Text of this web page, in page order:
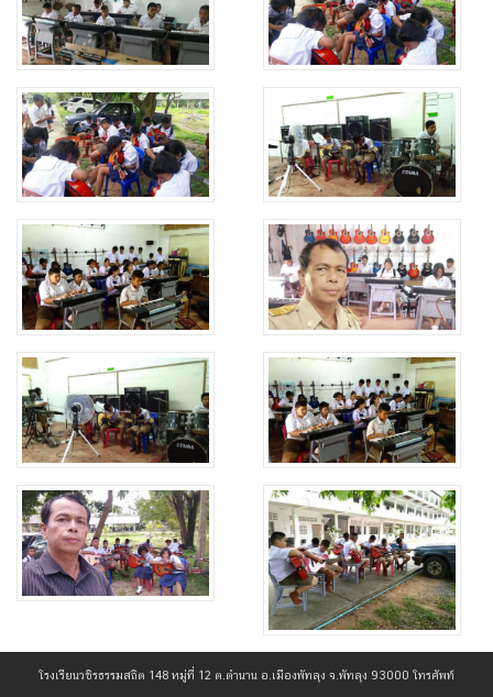
โรงเรียนวชิรธรรมสถิต 148 หมู่ที่ 12 ต.ตำนาน อ.เมืองพัทลุง จ.พัทลุง 93000 โทรศัพท์